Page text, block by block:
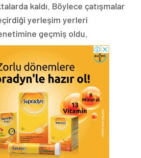
kaldı. Böylece çatışmalar
yerleşim yerleri
geçmiş oldu.